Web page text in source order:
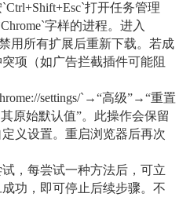
打开任务管理
字样的进程。进入
禁用所有扩展后重新下载。若成
项（如广告拦截插件可能阻
settings/`→“高级”→“重置
原始默认值”。此操作会保留
义设置。重启浏览器后再次
，每尝试一种方法后，可立
功，即可停止后续步骤。不